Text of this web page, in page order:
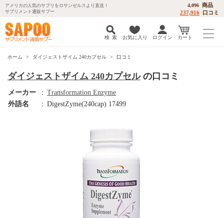
アメリカの人気のサプリをロサンゼルスより直送！
サプリメント通販サプー
4,096 商品
237,916 口コミ
検 索 お気に入り ログイン カート
ホーム ダイジェストザイム 240カプセル 口コミ
ダイジェストザイム 240カプセルの口コミ
メーカー ： Transformation Enzyme
外語名
： DigestZyme(240cap) 17499